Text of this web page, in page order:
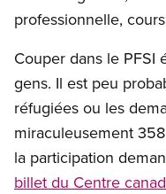
professionnelle,
Couper dans le PFSI
gens. Il est peu
réfugiées ou les
miraculeusement
la participation
billet du Centre